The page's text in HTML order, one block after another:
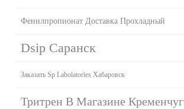
Фенилпропионат Доставка Прохладный
Dsip Саранск
Заказать Sp Labolatories Хабаровск
Тритрен В Магазине Кременчуг